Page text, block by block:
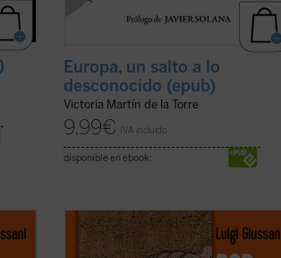
Europa, un salto a lo
desconocido (epub)
Victoria Martín de la Torre
9,99€ IVA incluido
disponible en ebook:
«Viviendo la experiencia de la comunidad
cristiana el hombre de hoy puede